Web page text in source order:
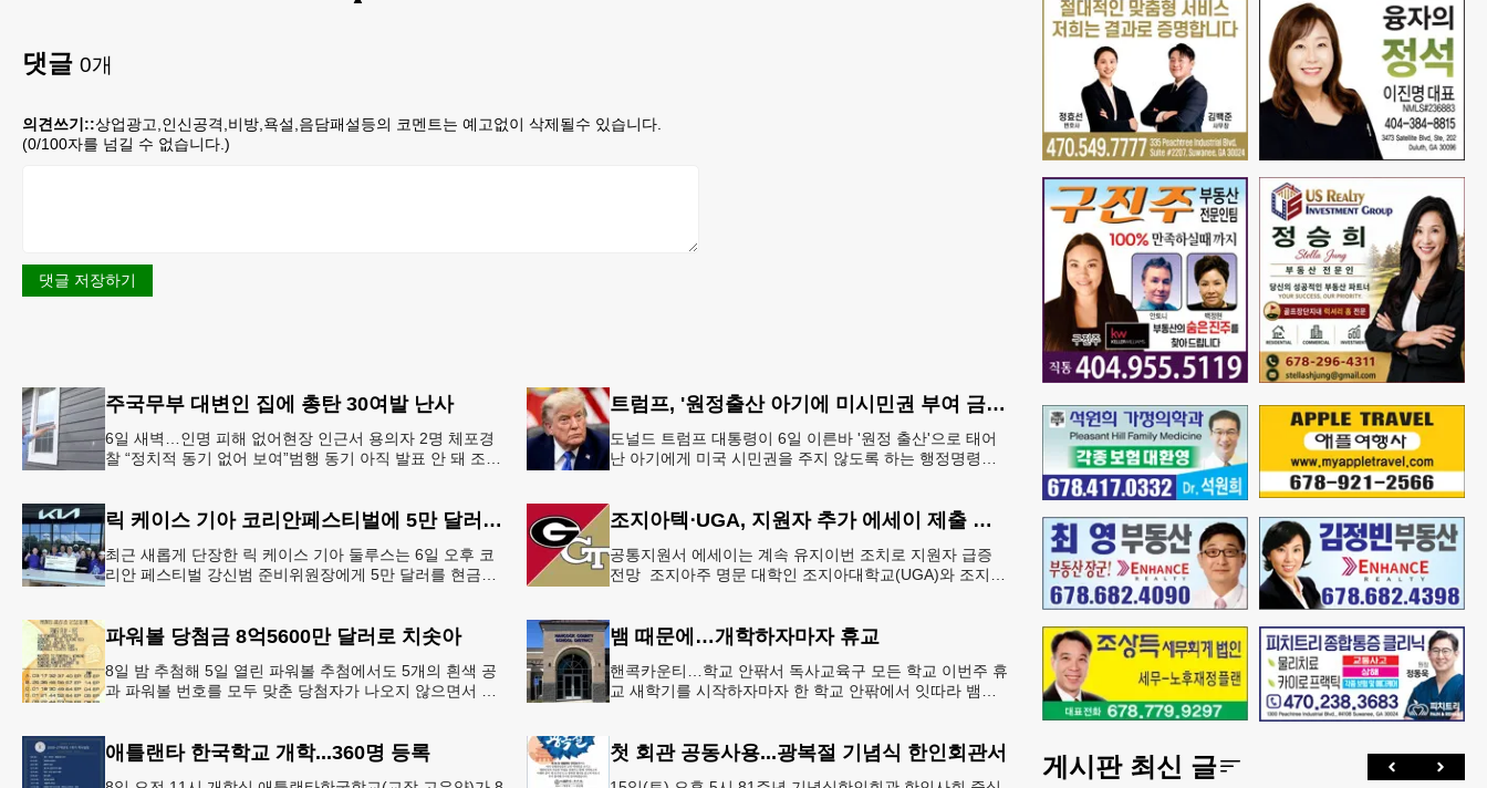
댓글 0개
의견쓰기::상업광고,인신공격,비방,욕설,음담패설등의 코멘트는 예고없이 삭제될수 있습니다.
(0/100자를 넘길 수 없습니다.)
댓글 저장하기
주국무부 대변인 집에 총탄 30여발 난사
6일 새벽…인명 피해 없어현장 인근서 용의자 2명 체포경
찰 “정치적 동기 없어 보여”범행 동기 아직 발표 안 돼 조지
트럼프, '원정출산 아기에 미시민권 부여 금지' 행정명령 서명
도널드 트럼프 대통령이 6일 이른바 '원정 출산'으로 태어
난 아기에게 미국 시민권을 주지 않도록 하는 행정명령에
릭 케이스 기아 코리안페스티벌에 5만 달러 후원
최근 새롭게 단장한 릭 케이스 기아 둘루스는 6일 오후 코
리안 페스티벌 강신범 준비위원장에게 5만 달러를 현금으
조지아텍⋅UGA, 지원자 추가 에세이 제출 폐지
공통지원서 에세이는 계속 유지이번 조치로 지원자 급증
전망 조지아주 명문 대학인 조지아대학교(UGA)와 조지아
파워볼 당첨금 8억5600만 달러로 치솟아
8일 밤 추첨해 5일 열린 파워볼 추첨에서도 5개의 흰색 공
과 파워볼 번호를 모두 맞춘 당첨자가 나오지 않으면서 행
뱀 때문에…개학하자마자 휴교
핸콕카운티…학교 안팎서 독사교육구 모든 학교 이번주 휴
교 새학기를 시작하자마자 한 학교 안팎에서 잇따라 뱀들
애틀랜타 한국학교 개학...360명 등록 첫 회관 공동사용...광복절 기념식 한인회관서 게시판 최신 글